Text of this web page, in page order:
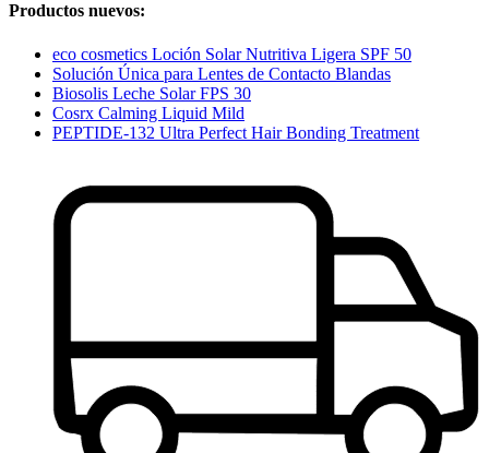
Productos nuevos:
eco cosmetics Loción Solar Nutritiva Ligera SPF 50
Solución Única para Lentes de Contacto Blandas
Biosolis Leche Solar FPS 30
Cosrx Calming Liquid Mild
PEPTIDE-132 Ultra Perfect Hair Bonding Treatment